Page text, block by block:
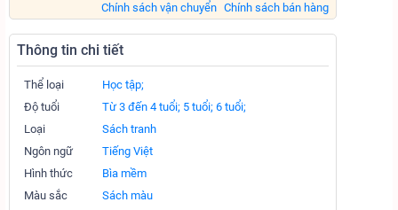
Chính sách bán hàng
Chính sách vận chuyển
Thông tin chi tiết
Thể loại
Học tập;
Độ tuổi
Từ 3 đến 4 tuổi; 5 tuổi; 6 tuổi;
Loại
Sách tranh
Ngôn ngữ
Tiếng Việt
Hình thức
Bìa mềm
Màu sắc
Sách màu